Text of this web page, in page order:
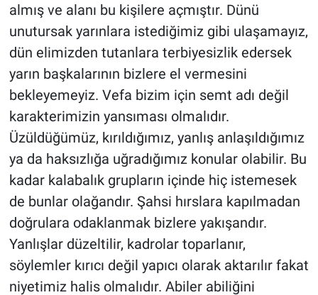
almış ve alanı bu kişilere açmıştır. Dünü
unutursak yarınlara istediğimiz gibi ulaşamayız,
dün elimizden tutanlara terbiyesizlik edersek
yarın başkalarının bizlere el vermesini
bekleyemeyiz. Vefa bizim için semt adı değil
karakterimizin yansıması olmalıdır.
Üzüldüğümüz, kırıldığımız, yanlış anlaşıldığımız
ya da haksızlığa uğradığımız konular olabilir. Bu
kadar kalabalık grupların içinde hiç istemesek
de bunlar olağandır. Şahsi hırslara kapılmadan
doğrulara odaklanmak bizlere yakışandır.
Yanlışlar düzeltilir, kadrolar toparlanır,
söylemler kırıcı değil yapıcı olarak aktarılır fakat
niyetimiz halis olmalıdır. Abiler abiliğini